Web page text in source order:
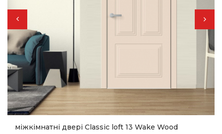
міжкімнатні двері Classic loft 13 Wake Wood